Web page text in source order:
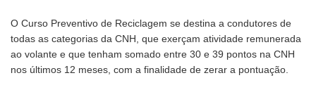
O Curso Preventivo de Reciclagem se destina a condutores de
todas as categorias da CNH, que exerçam atividade remunerada
ao volante e que tenham somado entre 30 e 39 pontos na CNH
nos últimos 12 meses, com a finalidade de zerar a pontuação.